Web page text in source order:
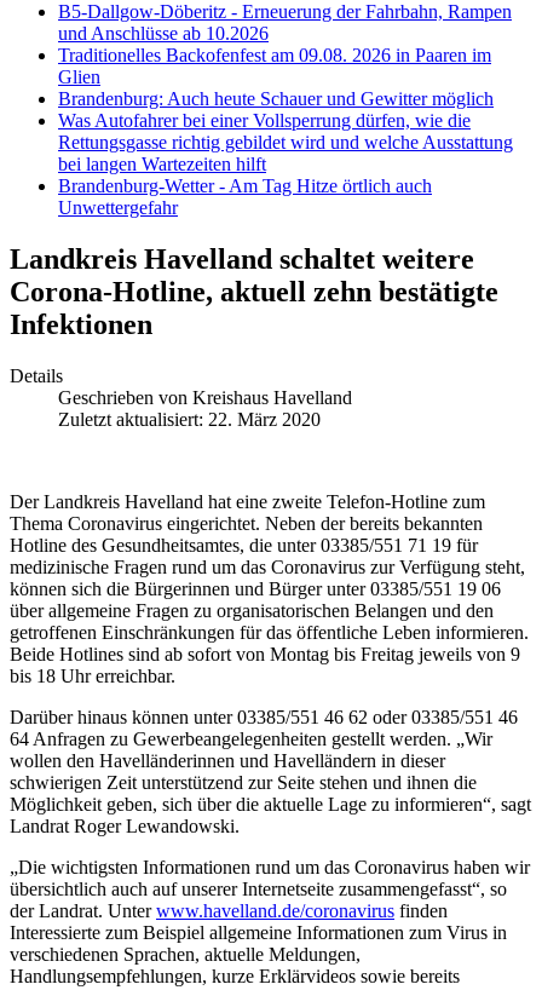
B5-Dallgow-Döberitz - Erneuerung der Fahrbahn, Rampen
und Anschlüsse ab 10.2026
Traditionelles Backofenfest am 09.08. 2026 in Paaren im
Glien
Brandenburg: Auch heute Schauer und Gewitter möglich
Was Autofahrer bei einer Vollsperrung dürfen, wie die
Rettungsgasse richtig gebildet wird und welche Ausstattung
bei langen Wartezeiten hilft
Brandenburg-Wetter - Am Tag Hitze örtlich auch
Unwettergefahr
Landkreis Havelland schaltet weitere
Corona-Hotline, aktuell zehn bestätigte
Infektionen
Details
Geschrieben von Kreishaus Havelland
Zuletzt aktualisiert: 22. März 2020
Der Landkreis Havelland hat eine zweite Telefon-Hotline zum
Thema Coronavirus eingerichtet. Neben der bereits bekannten
Hotline des Gesundheitsamtes, die unter 03385/551 71 19 für
medizinische Fragen rund um das Coronavirus zur Verfügung steht,
können sich die Bürgerinnen und Bürger unter 03385/551 19 06
über allgemeine Fragen zu organisatorischen Belangen und den
getroffenen Einschränkungen für das öffentliche Leben informieren.
Beide Hotlines sind ab sofort von Montag bis Freitag jeweils von 9
bis 18 Uhr erreichbar.
Darüber hinaus können unter 03385/551 46 62 oder 03385/551 46
64 Anfragen zu Gewerbeangelegenheiten gestellt werden. „Wir
wollen den Havelländerinnen und Havelländern in dieser
schwierigen Zeit unterstützend zur Seite stehen und ihnen die
Möglichkeit geben, sich über die aktuelle Lage zu informieren“, sagt
Landrat Roger Lewandowski.
„Die wichtigsten Informationen rund um das Coronavirus haben wir
übersichtlich auch auf unserer Internetseite zusammengefasst“, so
der Landrat. Unterwww.havelland.de/coronavirus finden
Interessierte zum Beispiel allgemeine Informationen zum Virus in
verschiedenen Sprachen, aktuelle Meldungen,
Handlungsempfehlungen, kurze Erklärvideos sowie bereits